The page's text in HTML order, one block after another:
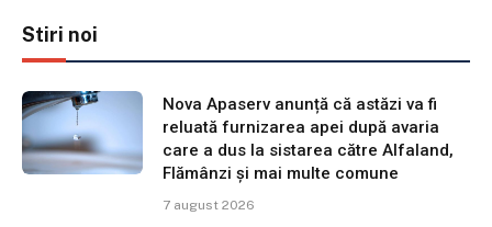
Stiri noi
Nova Apaserv anunță că astăzi va fi
reluată furnizarea apei după avaria
care a dus la sistarea către Alfaland,
Flămânzi și mai multe comune
7 august 2026